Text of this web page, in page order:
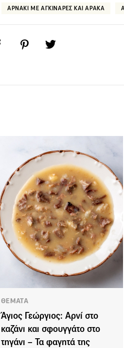
ΑΡΝΑΚΙ ΜΕ ΑΓΚΙΝΑΡΕΣ ΚΑΙ ΑΡΑΚΑ
ΘΕΜΑΤΑ
Άγιος Γεώργιος: Αρνί στο
καζάνι και σφουγγάτο στο
τηγάνι – Τα φαγητά της